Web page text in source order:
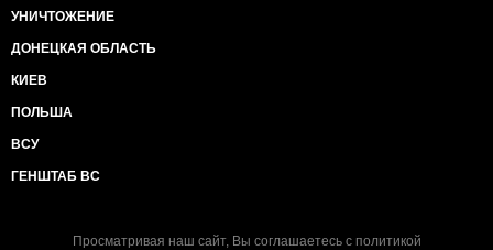
УНИЧТОЖЕНИЕ
ДОНЕЦКАЯ ОБЛАСТЬ
КИЕВ
ПОЛЬША
ВСУ
ГЕНШТАБ ВС
Просматривая наш сайт, Вы соглашаетесь с политикой